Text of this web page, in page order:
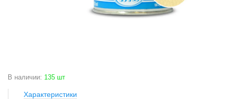
В наличии: 135 шт
Характеристики